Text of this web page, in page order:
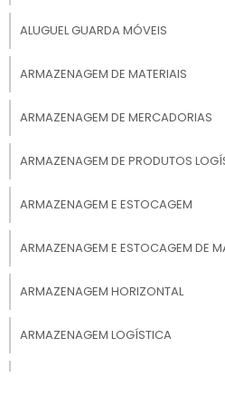
não são usados
reduzidos, porém
são:
locatário;
Locação mensal,
ALUGUEL GUARDA MÓVEIS
ARMAZENAGEM DE MATERIAIS
ARMAZENAGEM DE MERCADORIAS
ARMAZENAGEM DE PRODUTOS
ARMAZENAGEM E ESTOCAGEM
ARMAZENAGEM E ESTOCAGEM DE
ARMAZENAGEM HORIZONTAL
ARMAZENAGEM LOGÍSTICA